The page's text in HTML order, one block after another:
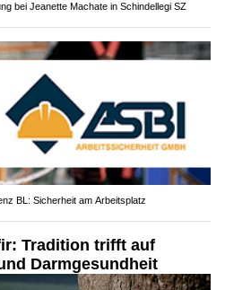
bei Jeanette Machate in Schindellegi SZ
BL: Sicherheit am Arbeitsplatz
Tradition trifft auf
Darmgesundheit